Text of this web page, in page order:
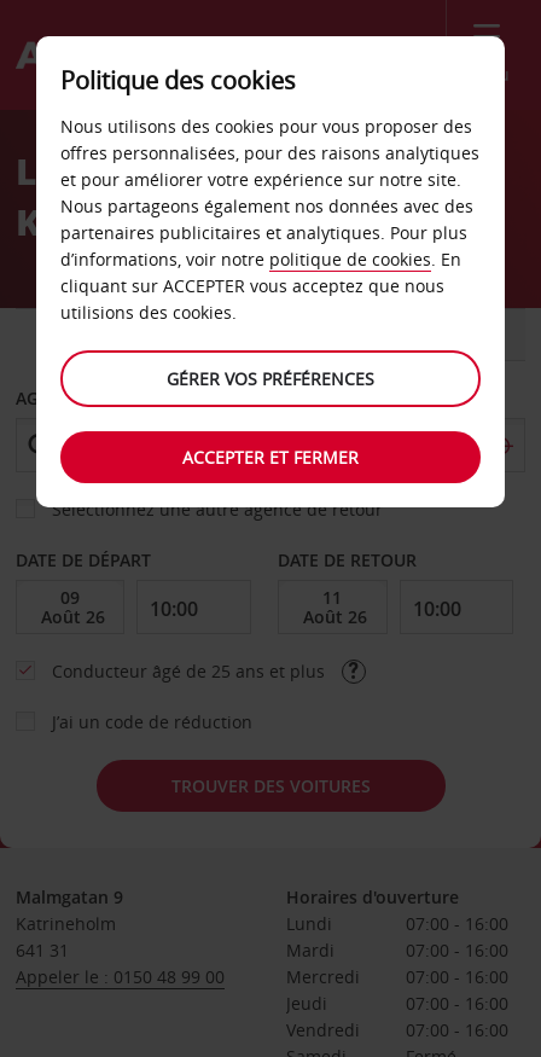
Menu
Welcome
AvisLocation de voiture
Katrineholm - Ville
AGENCE DE DÉPART
Sélectionnez une autre agence de retour
DATE DE DÉPART DATE DE RETOUR
Conducteur âgé de 25 ans et plus
J’ai un code de réduction
TROUVER DES VOITURES
Malmgatan 9
Katrineholm
641 31
Appeler le : 0150 48 99 00
Horaires d'ouverture
Lundi
07:00 - 16:00
Mardi
07:00 - 16:00
Mercredi
07:00 - 16:00
Jeudi
07:00 - 16:00
Vendredi
07:00 - 16:00
Politique des cookies
Nous utilisons des cookies pour vous proposer des
offres personnalisées, pour des raisons analytiques
et pour améliorer votre expérience sur notre site.
Nous partageons également nos données avec des
partenaires publicitaires et analytiques. Pour plus
d’informations, voir notre politique de cookies. En
cliquant sur ACCEPTER vous acceptez que nous
utilisions des cookies.
GÉRER VOS PRÉFÉRENCES
ACCEPTER ET FERMER